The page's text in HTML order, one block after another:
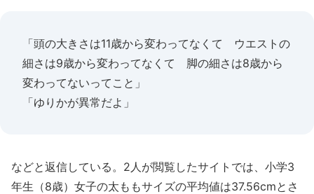
「頭の大きさは11歳から変わってなくて ウエストの
細さは9歳から変わってなくて 脚の細さは8歳から
変わってないってこと」
「ゆりかが異常だよ」
などと返信している。2人が閲覧したサイトでは、小学3
年生（8歳）女子の太ももサイズの平均値は37.56cmとさ